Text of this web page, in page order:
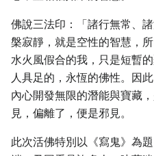
佛說三法印：「諸行無常、
槃寂靜，就是空性的智慧，
水火風假合的我，只是短暫
人具足的，永恆的佛性。因
內心開發無限的潛能與寶藏
見，偏離了，便是邪見。
此次活佛特別以《寫鬼》為